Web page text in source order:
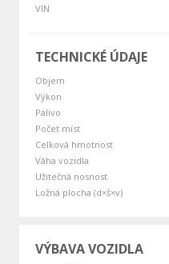
VIN
TECHNICKÉ ÚDAJE
Objem
Výkon
Palivo
Počet míst
Celková hmotnost
Váha vozidla
Užitečná nosnost
Ložná plocha (d×š×v)
VÝBAVA VOZIDLA